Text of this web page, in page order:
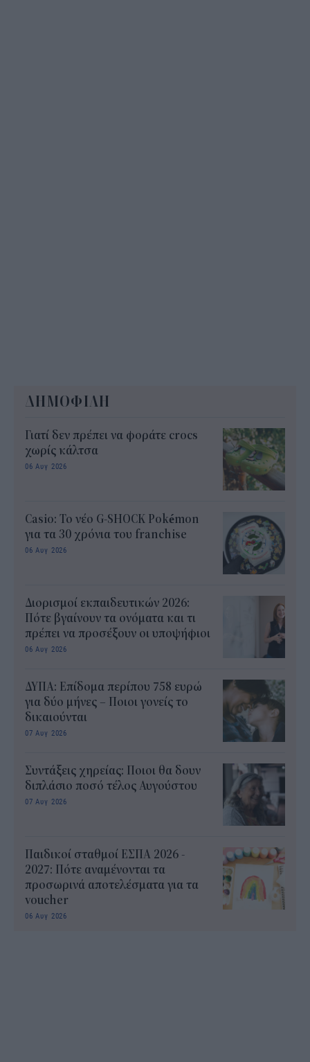
ΔΗΜΟΦΙΛΗ
Γιατί δεν πρέπει να φοράτε crocs
χωρίς κάλτσα
06 Αυγ 2026
Casio: Το νέο G-SHOCK Pokémon
για τα 30 χρόνια του franchise
06 Αυγ 2026
Διορισμοί εκπαιδευτικών 2026:
Πότε βγαίνουν τα ονόματα και τι
πρέπει να προσέξουν οι υποψήφιοι
06 Αυγ 2026
ΔΥΠΑ: Επίδομα περίπου 758 ευρώ
για δύο μήνες – Ποιοι γονείς το
δικαιούνται
07 Αυγ 2026
Συντάξεις χηρείας: Ποιοι θα δουν
διπλάσιο ποσό τέλος Αυγούστου
07 Αυγ 2026
Παιδικοί σταθμοί ΕΣΠΑ 2026 -
2027: Πότε αναμένονται τα
προσωρινά αποτελέσματα για τα
voucher
06 Αυγ 2026